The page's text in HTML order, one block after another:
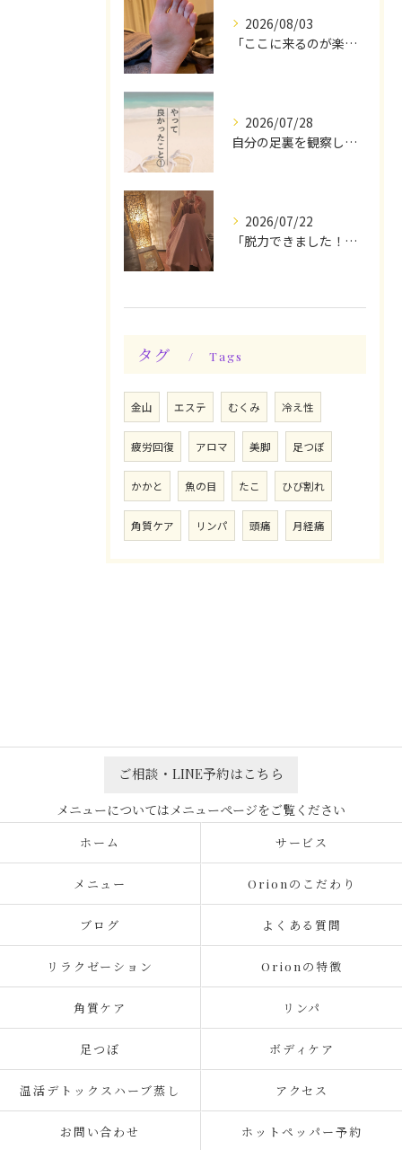
2026/08/03
「ここに来るのが楽しみです♪」と、言っていただけます◎
2026/07/28
自分の足裏を観察してみる！やって良かったぁ〜♪
2026/07/22
「脱力できました！」今日は私の時間♪全身メンテナンスデー☆
タグ Tags
金山 エステ むくみ 冷え性
疲労回復 アロマ 美脚 足つぼ
かかと 魚の目 たこ ひび割れ
角質ケア リンパ 頭痛 月経痛
ご相談・LINE予約はこちら
ホーム サービス
メニュー Orionのこだわり
ブログ よくある質問
リラクゼーション Orionの特徴
角質ケア リンパ
足つぼ ボディケア
温活デトックスハーブ蒸し アクセス
お問い合わせ ホットペッパー予約